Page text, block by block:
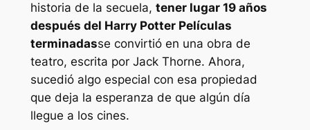
historia de la secuela, tener lugar 19 años
después del Harry PotterPelículas
terminadasse convirtió en una obra de
teatro, escrita por Jack Thorne. Ahora,
sucedió algo especial con esa propiedad
que deja la esperanza de que algún día
llegue a los cines.